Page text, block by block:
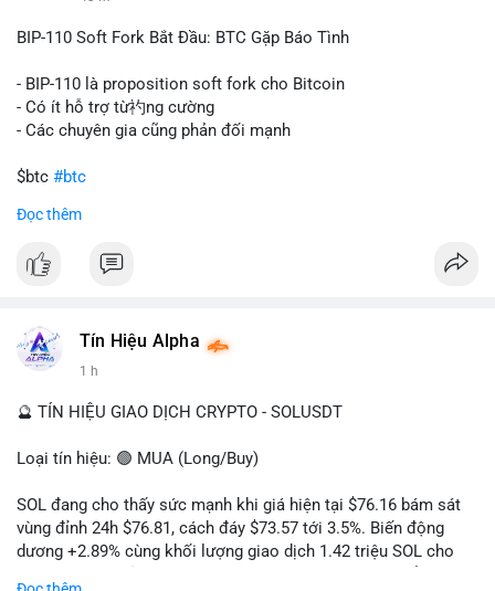
để nắm giữ dài hạn, thể hiện niềm tin vào xu hướng tăng; thứ
tán rủi ro. Với mức giá 65K, khối lượng này không quá lớn để
gây sốc thanh khoản tức thời, nhưng vẫn đủ sức tạo biến động
tâm lý ngắn hạn nếu hướng đến sàn tập trung.
Lời khuyên cho nhà đầu tư nhỏ lẻ:
hướng đi của dòng tiền. Tránh hành động theo cảm xúc, ưu
rõ ràng về đích đến của số BTC này.
#dongtienlon
BIP-110 Soft Fork Bắt Đầu: BTC Gặp Báo Tình
- BIP-110 là proposition soft fork cho Bitcoin
- Có ít hỗ trợ từ礿ng cường
- Các chuyên gia cũng phản đối mạnh
$btc #btc
#vlikevn
📰 Nguồn: CoinDesk
Đọc thêm
Tín Hiệu Alpha
1 h
🔮 TÍN HIỆU GIAO DỊCH CRYPTO - SOLUSDT
Loại tín hiệu: 🟢 MUA (Long/Buy)
SOL đang cho thấy sức mạnh khi giá hiện tại $76.16 bám sát
vùng đỉnh 24h $76.81, cách đáy $73.57 tới 3.5%. Biến động
dương +2.89% cùng khối lượng giao dịch 1.42 triệu SOL cho